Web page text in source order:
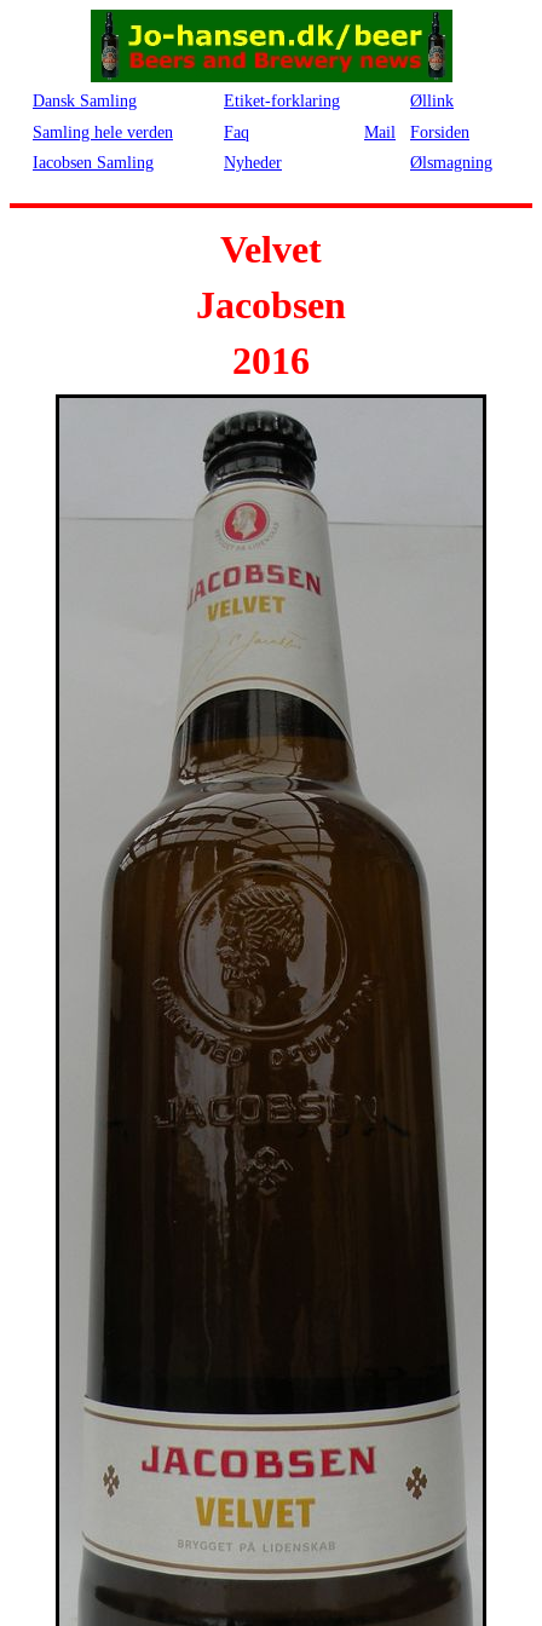
Dansk Samling Etiket-forklaring
Øllink
Samling hele verden
Faq Mail
Forsiden
Iacobsen Samling
Nyheder Ølsmagning
Velvet
Jacobsen
2016